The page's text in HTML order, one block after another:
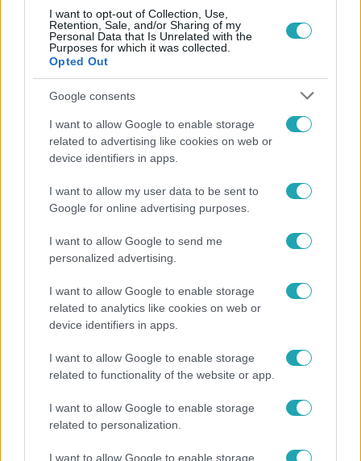
I want to opt-out of Collection, Use,
Retention, Sale, and/or Sharing of my
Personal Data that Is Unrelated with the
Purposes for which it was collected.
Opted Out
Google consents
I want to allow Google to enable storage
related to advertising like cookies on web or
device identifiers in apps.
I want to allow my user data to be sent to
Google for online advertising purposes.
I want to allow Google to send me
personalized advertising.
I want to allow Google to enable storage
related to analytics like cookies on web or
device identifiers in apps.
I want to allow Google to enable storage
related to functionality of the website or app.
I want to allow Google to enable storage
related to personalization.
I want to allow Google to enable storage
szerezte meg a Fraxineát
Balogh Petyához közel áll az a téma és hitvallás, amit a
Fraxinea vállalkozói képviselnek, így ajánlatott tett Kiss
Gergelynek és Takács Emesének. Orbók Ilona azonban
ettől jóval nagyobbat harapott volna az etikus
2024. február 11. 19:40
Állati eredetű termékek helyett gombákból
vállalkozói
emberi innovációk egyikének tekinthetjük az állati bőrök